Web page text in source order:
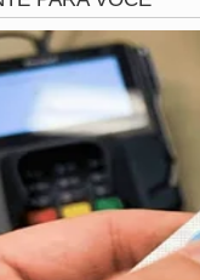
ela foi
alimentação
das pessoas que
urbanos como
faz refletir: como